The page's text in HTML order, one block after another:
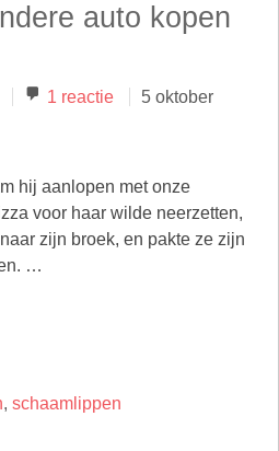
auto kopen
1 reactie
5 oktober
hij aanlopen met onze
voor haar wilde neerzetten,
zijn broek, en pakte ze zijn
…
, schaamlippen